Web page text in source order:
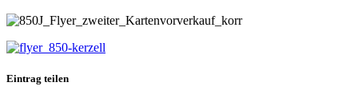
Eintrag teilen